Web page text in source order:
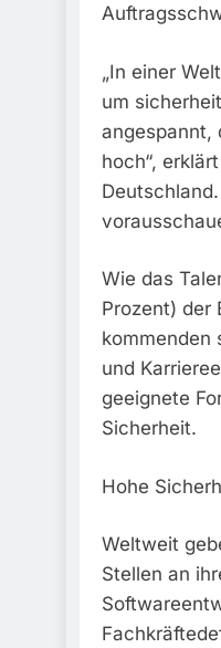
„In einer
um
angespannt,
hoch“,
Wie das
Prozent) der
kommenden
und
geeignete
Sicherheit.
Hohe
Weltweit
Stellen an